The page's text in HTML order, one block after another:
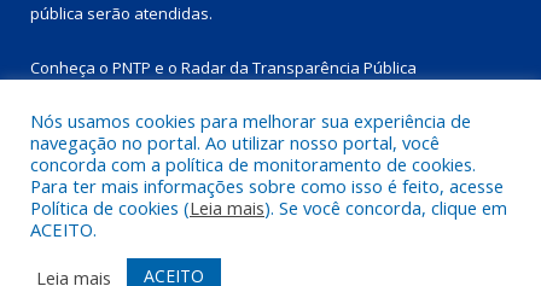
pública serão atendidas.
Conheça o PNTP e o Radar da Transparência Pública
Todos os direitos reservados a Prefeitura Municipal de
Marapanim.
Mapa do Site
Acessar Área Administrativa
Nós usamos cookies para melhorar sua experiência de
navegação no portal. Ao utilizar nosso portal, você
concorda com a política de monitoramento de cookies.
Para ter mais informações sobre como isso é feito, acesse
Política de cookies (Leia mais). Se você concorda, clique em
ACEITO.
Leia mais
ACEITO